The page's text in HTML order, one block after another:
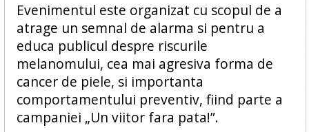
Evenimentul este organizat cu scopul de a
atrage un semnal de alarma si pentru a
educa publicul despre riscurile
melanomului, cea mai agresiva forma de
cancer de piele, si importanta
comportamentului preventiv, fiind parte a
campaniei „Un viitor fara pata!”.